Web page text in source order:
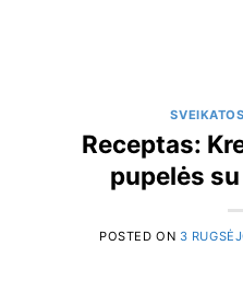
Receptas:
pupelės
POSTED ON 3